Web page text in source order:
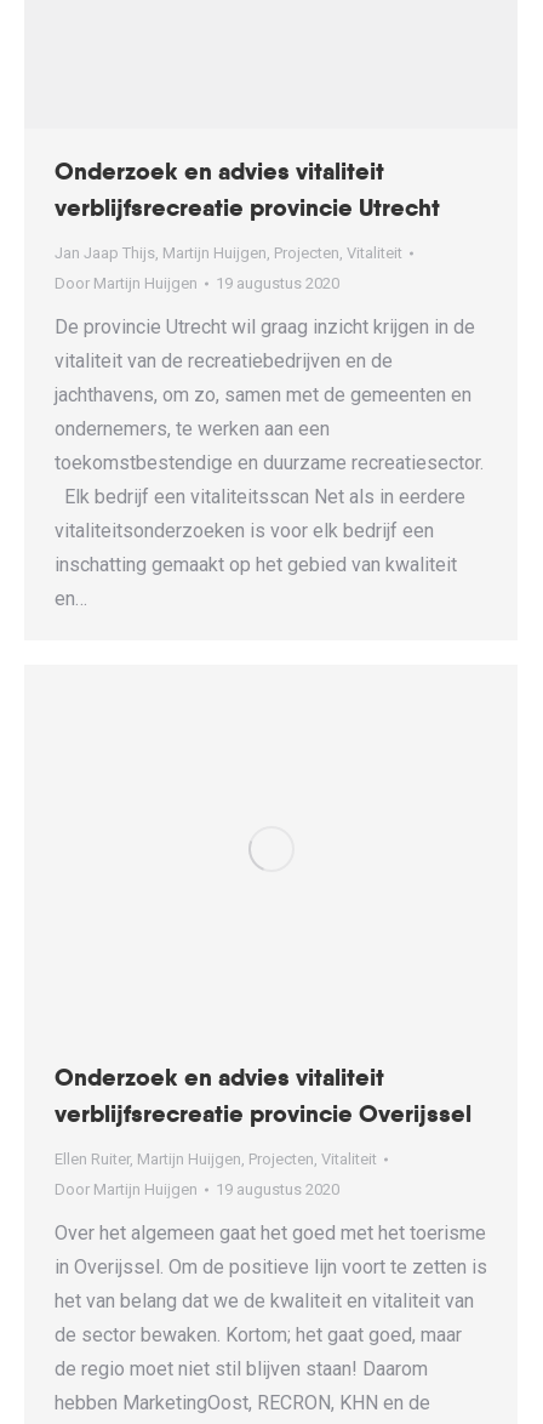
Onderzoek en advies vitaliteit
verblijfsrecreatie provincie Utrecht
Jan Jaap Thijs, Martijn Huijgen, Projecten, Vitaliteit
Door Martijn Huijgen 19 augustus 2020
De provincie Utrecht wil graag inzicht krijgen in de
vitaliteit van de recreatiebedrijven en de
jachthavens, om zo, samen met de gemeenten en
ondernemers, te werken aan een
toekomstbestendige en duurzame recreatiesector.
Elk bedrijf een vitaliteitsscan Net als in eerdere
vitaliteitsonderzoeken is voor elk bedrijf een
inschatting gemaakt op het gebied van kwaliteit
en…
Onderzoek en advies vitaliteit
verblijfsrecreatie provincie Overijssel
Ellen Ruiter, Martijn Huijgen, Projecten, Vitaliteit
Door Martijn Huijgen 19 augustus 2020
Over het algemeen gaat het goed met het toerisme
in Overijssel. Om de positieve lijn voort te zetten is
het van belang dat we de kwaliteit en vitaliteit van
de sector bewaken. Kortom; het gaat goed, maar
de regio moet niet stil blijven staan! Daarom
hebben MarketingOost, RECRON, KHN en de